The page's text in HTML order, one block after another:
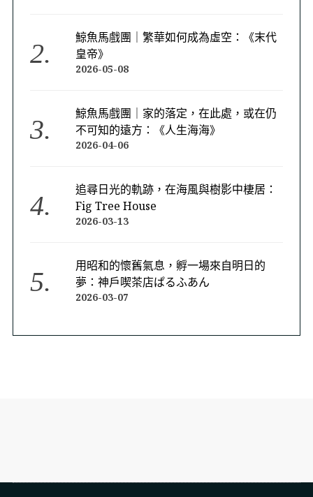
鯨魚馬戲團｜繁華如何成為虛空：《末代
皇帝》
2026-05-08
鯨魚馬戲團｜家的落定，在此處，或在仍
不可知的遠方：《人生海海》
2026-04-06
追尋日光的軌跡，在海風與樹影中棲居：
Fig Tree House
2026-03-13
用昭和的懷舊氣息，孵一場來自明日的
夢：神戶喫茶店ぱるふあん
2026-03-07